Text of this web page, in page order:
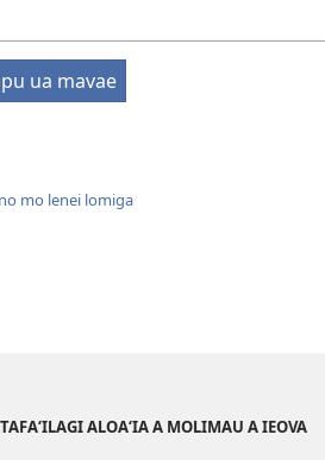
ua mavae
mo lenei lomiga
ALOA‘IA A MOLIMAU A IEOVA